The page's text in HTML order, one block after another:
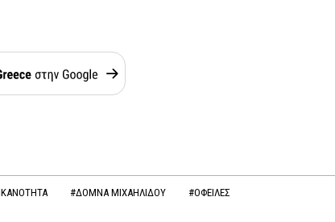
#ΔΟΜΝΑ ΜΙΧΑΗΛΙΔΟΥ #ΟΦΕΙΛΕΣ